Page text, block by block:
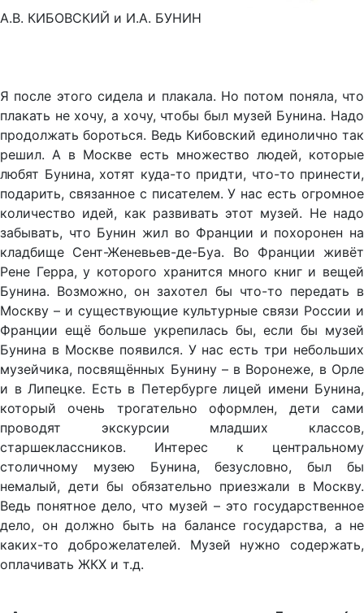
А.В. КИБОВСКИЙ и И.А. БУНИН
Я после этого сидела и плакала. Но потом поняла, что
плакать не хочу, а хочу, чтобы был музей Бунина. Надо
продолжать бороться. Ведь Кибовский единолично так
решил. А в Москве есть множество людей, которые
любят Бунина, хотят куда-то придти, что-то принести,
подарить, связанное с писателем. У нас есть огромное
количество идей, как развивать этот музей. Не надо
забывать, что Бунин жил во Франции и похоронен на
кладбище Сент-Женевьев-де-Буа. Во Франции живёт
Рене Герра, у которого хранится много книг и вещей
Бунина. Возможно, он захотел бы что-то передать в
Москву – и существующие культурные связи России и
Франции ещё больше укрепилась бы, если бы музей
Бунина в Москве появился. У нас есть три небольших
музейчика, посвящённых Бунину – в Воронеже, в Орле
и в Липецке. Есть в Петербурге лицей имени Бунина,
который очень трогательно оформлен, дети сами
проводят экскурсии младших классов,
старшеклассников. Интерес к центральному
столичному музею Бунина, безусловно, был бы
немалый, дети бы обязательно приезжали в Москву.
Ведь понятное дело, что музей – это государственное
дело, он должно быть на балансе государства, а не
каких-то доброжелателей. Музей нужно содержать,
оплачивать ЖКХ и т.д.